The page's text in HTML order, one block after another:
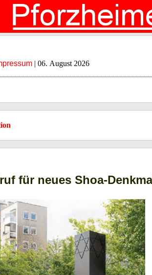
| 06. August 2026
für neues Shoa-